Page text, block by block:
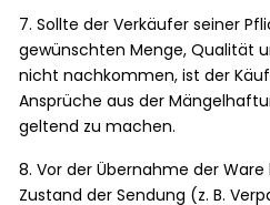
7. Sollte der Verkäufer seiner
gewünschten Menge, Qualität
nicht nachkommen, ist der
Ansprüche aus der
geltend zu machen.
8. Vor der Übernahme der
Zustand der Sendung (z. B.